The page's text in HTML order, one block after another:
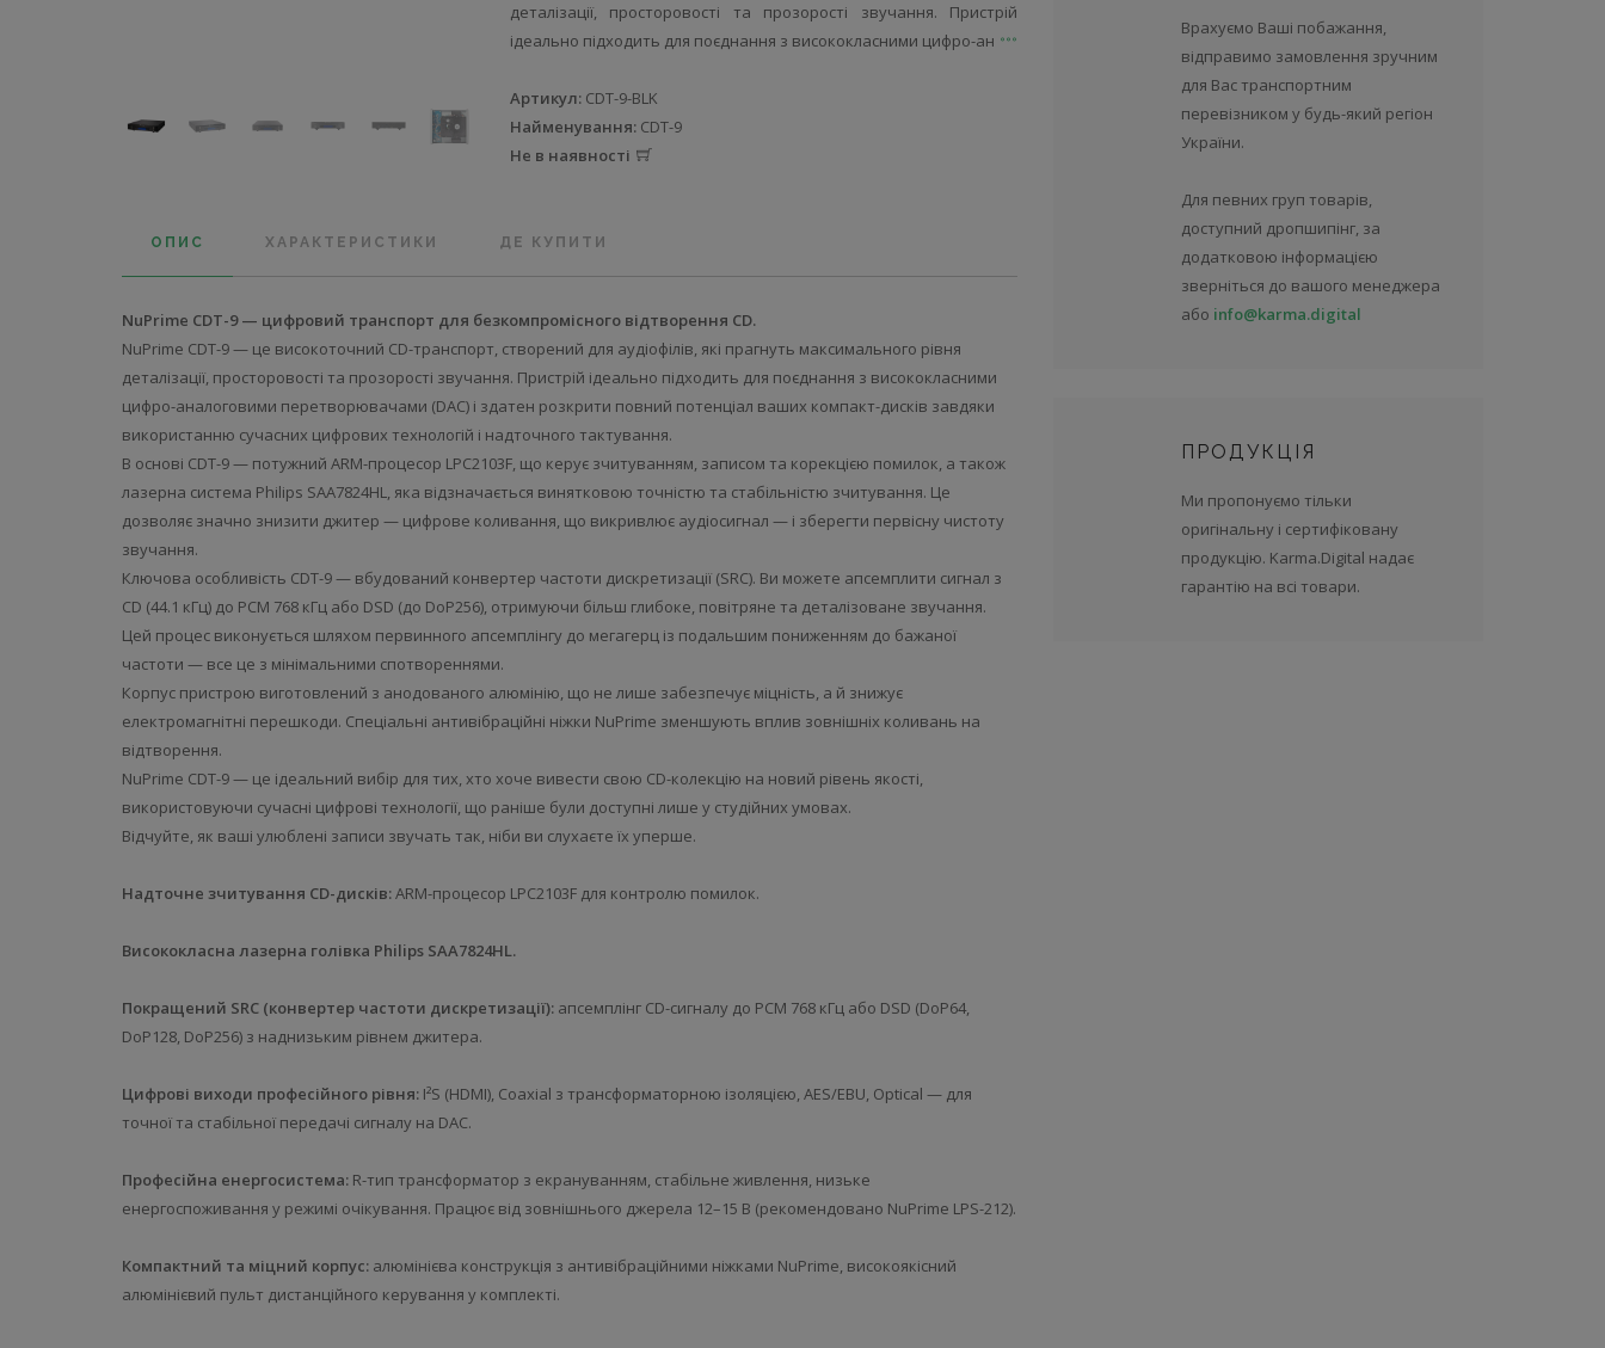
деталізації, просторовості та прозорості звучання. Пристрій
ідеально підходить для поєднання з висококласними цифро-ан
Артикул: CDT-9-BLK
Найменування: CDT-9
Не в наявності
ОПИС ХАРАКТЕРИСТИКИ ДЕ КУПИТИ
NuPrime CDT-9 — цифровий транспорт для безкомпромісного відтворення CD.
NuPrime CDT-9 — це високоточний CD-транспорт, створений для аудіофілів, які прагнуть максимального рівня
деталізації, просторовості та прозорості звучання. Пристрій ідеально підходить для поєднання з висококласними
цифро-аналоговими перетворювачами (DAC) і здатен розкрити повний потенціал ваших компакт-дисків завдяки
використанню сучасних цифрових технологій і надточного тактування.
В основі CDT-9 — потужний ARM-процесор LPC2103F, що керує зчитуванням, записом та корекцією помилок, а також
лазерна система Philips SAA7824HL, яка відзначається винятковою точністю та стабільністю зчитування. Це
дозволяє значно знизити джитер — цифрове коливання, що викривлює аудіосигнал — і зберегти первісну чистоту
звучання.
Ключова особливість CDT-9 — вбудований конвертер частоти дискретизації (SRC). Ви можете апсемплити сигнал з
CD (44.1 кГц) до PCM 768 кГц або DSD (до DoP256), отримуючи більш глибоке, повітряне та деталізоване звучання.
Цей процес виконується шляхом первинного апсемплінгу до мегагерц із подальшим пониженням до бажаної
частоти — все це з мінімальними спотвореннями.
Корпус пристрою виготовлений з анодованого алюмінію, що не лише забезпечує міцність, а й знижує
електромагнітні перешкоди. Спеціальні антивібраційні ніжки NuPrime зменшують вплив зовнішніх коливань на
відтворення.
NuPrime CDT-9 — це ідеальний вибір для тих, хто хоче вивести свою CD-колекцію на новий рівень якості,
використовуючи сучасні цифрові технології, що раніше були доступні лише у студійних умовах.
Відчуйте, як ваші улюблені записи звучать так, ніби ви слухаєте їх уперше.
Надточне зчитування CD-дисків:ARM-процесор LPC2103F для контролю помилок.
Висококласна лазерна голівка Philips SAA7824HL.
Покращений SRC (конвертер частоти дискретизації): апсемплінг CD-сигналу до PCM 768 кГц або DSD (DoP64,
DoP128, DoP256) з наднизьким рівнем джитера.
Цифрові виходи професійного рівня: I²S (HDMI), Coaxial з трансформаторною ізоляцією, AES/EBU, Optical — для
точної та стабільної передачі сигналу на DAC.
Професійна енергосистема: R-тип трансформатор з екрануванням, стабільне живлення, низьке
енергоспоживання у режимі очікування. Працює від зовнішнього джерела 12–15 В (рекомендовано NuPrime LPS-212).
Компактний та міцний корпус: алюмінієва конструкція з антивібраційними ніжками NuPrime, високоякісний
алюмінієвий пульт дистанційного керування у комплекті.
Врахуємо Ваші побажання,
відправимо замовлення зручним
для Вас транспортним
перевізником у будь-який регіон
України.
Для певних груп товарів,
доступний дропшипінг, за
додатковою інформацією
зверніться до вашого менеджера
або info@karma.digital
ПРОДУКЦІЯ
Ми пропонуємо тільки
оригінальну і сертифіковану
продукцію. Karma.Digital надає
гарантію на всі товари.